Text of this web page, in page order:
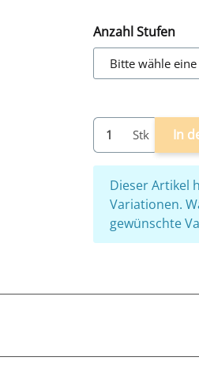
Anzahl Stufen
Bitte wähle
Stk In
x
Dieser Artikel
Variationen.
gewünschte